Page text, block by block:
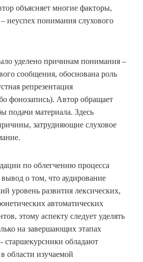
объясняет многие факторы,
неуспех понимания слухового
уделено причинам понимания –
сообщения, обоснована роль
репрезентация
фонозапись). Автор обращает
подачи материала. Здесь
затрудняющие слуховое
по облегчению процесса
о том, что аудирование
уровень развития лексических,
автоматических
этому аспекту следует уделять
на завершающих этапах
старшекурсники обладают
области изучаемой